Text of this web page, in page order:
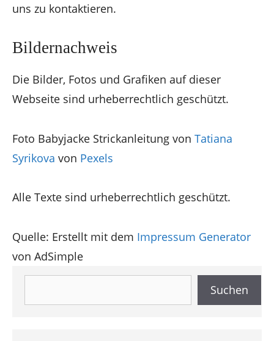
uns zu kontaktieren.
Bildernachweis
Die Bilder, Fotos und Grafiken auf dieser
Webseite sind urheberrechtlich geschützt.
Foto Babyjacke Strickanleitung von Tatiana
Syrikova von Pexels
Alle Texte sind urheberrechtlich geschützt.
Quelle: Erstellt mit dem Impressum Generator
von AdSimple
Suchen